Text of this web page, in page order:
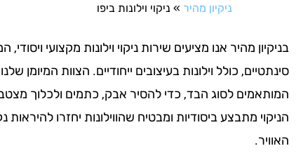
ניקיון מהיר » ניקוי וילונות ביפו
בניקיון מהיר אנו מציעים שירות ניקוי וילונות מקצועי
סינתטיים, כולל וילונות בעיצובים ייחודיים. הצוות
המותאמים לסוג הבד, כדי להסיר אבק, כתמים ולכלוך
הניקוי מתבצע ביסודיות ומבטיח שהווילונות יחזרו
האוויר.